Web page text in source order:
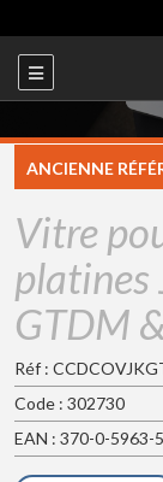
ANCIENNE
Vitre
platines
GTDM
Réf :
Code : 302730
EAN : 370-0-5963-